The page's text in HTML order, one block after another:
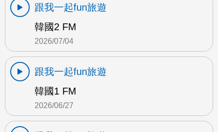
跟我一起fun旅遊
韓國2 FM
2026/07/04
跟我一起fun旅遊
韓國1 FM
2026/06/27